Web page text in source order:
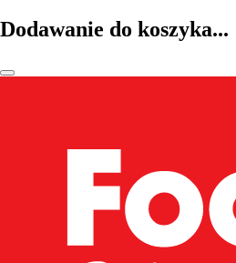
Dodawanie do koszyka...